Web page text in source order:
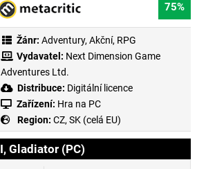
75%
Žánr: Adventury, Akční, RPG
Vydavatel: Next Dimension Game
Adventures Ltd.
Distribuce: Digitální licence
Zařízení: Hra na PC
Region: CZ, SK (celá EU)
I, Gladiator (PC)